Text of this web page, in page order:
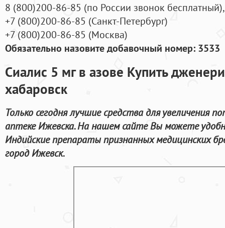
8 (800)200-86-85 (по России звонок бесплатный),
+7 (800)200-86-85 (Санкт-Петербург)
+7 (800)200-86-85 (Москва)
Обязательно назовите добавочный номер: 3533
Сиалис 5 мг в азове Купить
хабаровск
Только сегодня лучшие средства для увеличения
аптеке Ижевска. На нашем сайте Вы можете
Индийские препараты признанных медицинских
город Ижевск.